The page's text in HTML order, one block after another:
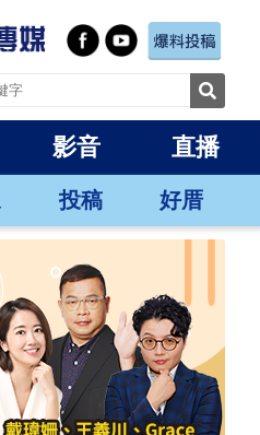
影音 直播
投稿 好厝